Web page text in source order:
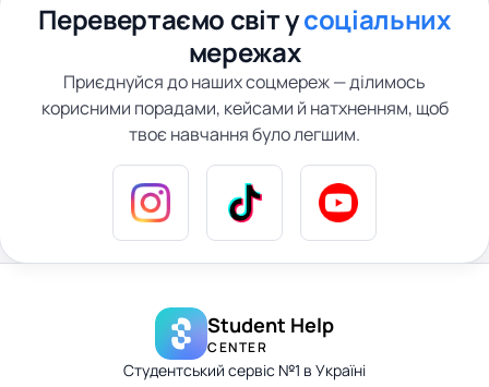
Перевертаємо світ усоціальних
мережах
Приєднуйся до наших соцмереж — ділимось
корисними порадами, кейсами й натхненням, щоб
твоє навчання було легшим.
Student Help
CENTER
Студентський сервіс №1 в Україні